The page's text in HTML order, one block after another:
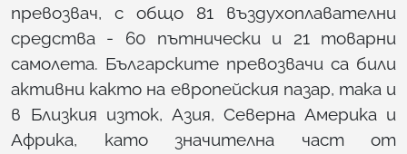
превозвач, с общо 81 въздухоплавателни
средства - 60 пътнически и 21 товарни
самолета. Българските превозвачи са били
активни както на европейския пазар, така и
в Близкия изток, Азия, Северна Америка и
Африка, като значителна част от